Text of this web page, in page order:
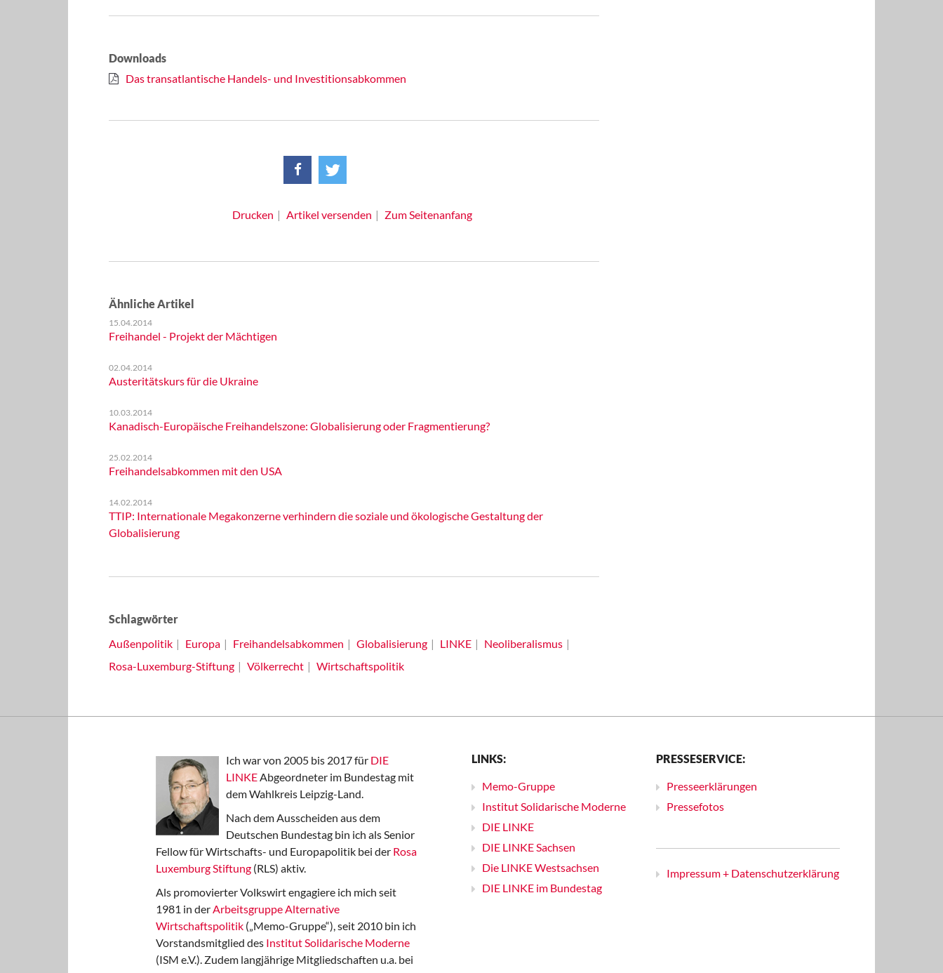
Downloads
Das transatlantische Handels- und Investitionsabkommen
Drucken Artikel versenden Zum Seitenanfang
Ähnliche Artikel
15.04.2014
Freihandel - Projekt der Mächtigen
02.04.2014
Austeritätskurs für die Ukraine
10.03.2014
Kanadisch-Europäische Freihandelszone: Globalisierung oder Fragmentierung?
25.02.2014
Freihandelsabkommen mit den USA
14.02.2014
TTIP: Internationale Megakonzerne verhindern die soziale und ökologische Gestaltung der
Globalisierung
Schlagwörter
Außenpolitik
Europa Freihandelsabkommen Globalisierung LINKE
Neoliberalismus
Rosa-Luxemburg-Stiftung
Völkerrecht Wirtschaftspolitik
Ich war von 2005 bis 2017 für DIE
LINKEAbgeordneter im Bundestag mit
dem Wahlkreis Leipzig-Land.
Nach dem Ausscheiden aus dem
Deutschen Bundestag bin ich als Senior
Fellow für Wirtschafts- und Europapolitik bei der Rosa
Luxemburg Stiftung (RLS) aktiv.
Als promovierter Volkswirt engagiere ich mich seit
1981 in derArbeitsgruppe Alternative
Wirtschaftspolitik („Memo-Gruppe“), seit 2010 bin ich
Vorstandsmitglied des Institut Solidarische Moderne
(ISM e.V.). Zudem langjährige Mitgliedschaften u.a. bei
LINKS:
Memo-Gruppe
Institut Solidarische Moderne
DIE LINKE
DIE LINKE Sachsen
Die LINKE Westsachsen
DIE LINKE im Bundestag
PRESSESERVICE:
Presseerklärungen
Pressefotos
Impressum + Datenschutzerklärung